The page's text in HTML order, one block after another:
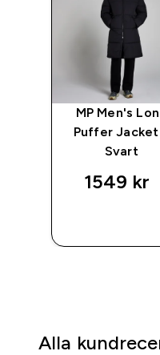
MP Men's
Puffer Jacket
Svart
1549 kr‎
Alla